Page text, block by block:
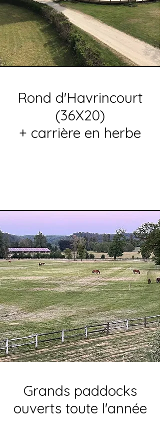
Rond d'Havrincourt
(36X20)
+ carrière en herbe
Grands paddocks
ouverts toute l'année